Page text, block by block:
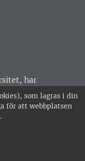
som lagras i din
för att webbplatsen
har
Huvudorter är
är
•
2817 •